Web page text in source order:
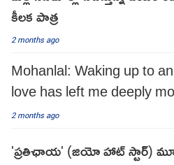
కీలక పాత్ర
2 months ago
Mohanlal: Waking up to
love has left me deeply
2 months ago
'ప్రతిఛాయ' (జియో హాట్ స్టార్)